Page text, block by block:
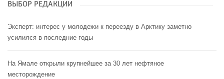
ВЫБОР РЕДАКЦИИ
Эксперт: интерес у молодежи к переезду в Арктику заметно
усилился в последние годы
На Ямале открыли крупнейшее за 30 лет нефтяное
месторождение